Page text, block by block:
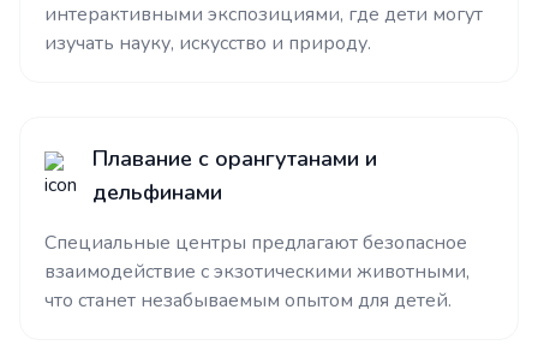
интерактивными экспозициями, где дети могут
изучать науку, искусство и природу.
Плавание с орангутанами и
дельфинами
Специальные центры предлагают безопасное
взаимодействие с экзотическими животными,
что станет незабываемым опытом для детей.